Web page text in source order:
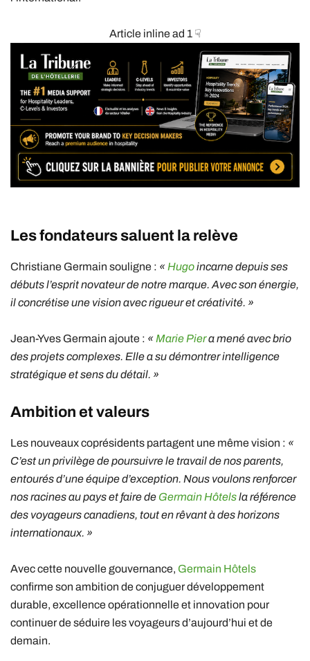
Article inline ad 1 ☟
Les fondateurs saluent la relève
Christiane Germain souligne : « Hugoincarne depuis ses
débuts l’esprit novateur de notre marque. Avec son énergie,
il concrétise une vision avec rigueur et créativité. »
Jean-Yves Germain ajoute : « Marie Piera mené avec brio
des projets complexes. Elle a su démontrer intelligence
stratégique et sens du détail. »
Ambition et valeurs
Les nouveaux coprésidents partagent une même vision : «
C’est un privilège de poursuivre le travail de nos parents,
entourés d’une équipe d’exception. Nous voulons renforcer
nos racines au pays et faire de Germain Hôtelsla référence
des voyageurs canadiens, tout en rêvant à des horizons
internationaux. »
Avec cette nouvelle gouvernance, Germain Hôtels
confirme son ambition de conjuguer développement
durable, excellence opérationnelle et innovation pour
continuer de séduire les voyageurs d’aujourd’hui et de
demain.